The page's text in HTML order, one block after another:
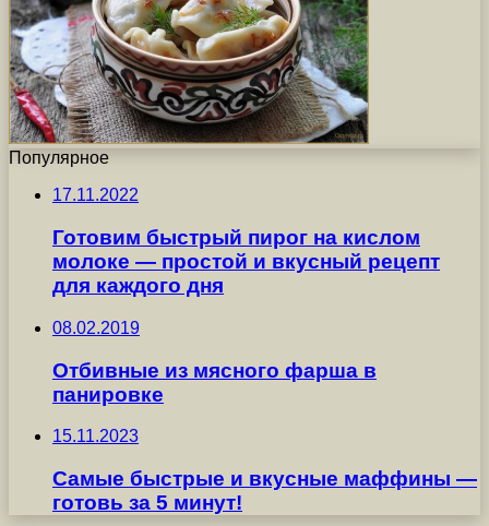
Популярное
17.11.2022
Готовим быстрый пирог на кислом
молоке — простой и вкусный рецепт
для каждого дня
08.02.2019
Отбивные из мясного фарша в
панировке
15.11.2023
Самые быстрые и вкусные маффины —
готовь за 5 минут!